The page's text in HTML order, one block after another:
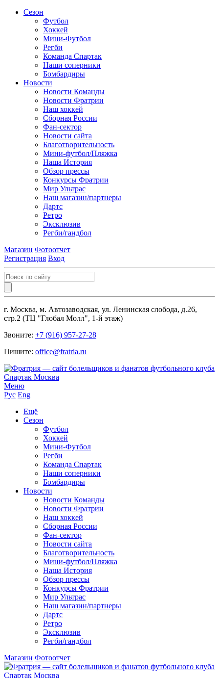
Сезон
Футбол
Хоккей
Мини-Футбол
Регби
Команда Спартак
Наши соперники
Бомбардиры
Новости
Новости Команды
Новости Фратрии
Наш хоккей
Сборная России
Фан-cектор
Новости сайта
Благотворительность
Мини-футбол/Пляжка
Наша История
Обзор прессы
Конкурсы Фратрии
Мир Ультрас
Наш магазин/партнеры
Дартс
Ретро
Эксклюзив
Регби/гандбол
Магазин Фотоотчет
Регистрация Вход
г. Москва, м. Автозаводская, ул. Ленинская слобода, д.26,
стр.2 (ТЦ "Глобал Молл", 1-й этаж)
Звоните: +7 (916) 957-27-28
Пишите: office@fratria.ru
Меню
Рус Eng
Ещё
Сезон
Футбол
Хоккей
Мини-Футбол
Регби
Команда Спартак
Наши соперники
Бомбардиры
Новости
Новости Команды
Новости Фратрии
Наш хоккей
Сборная России
Фан-cектор
Новости сайта
Благотворительность
Мини-футбол/Пляжка
Наша История
Обзор прессы
Конкурсы Фратрии
Мир Ультрас
Наш магазин/партнеры
Дартс
Ретро
Эксклюзив
Регби/гандбол
Магазин Фотоотчет